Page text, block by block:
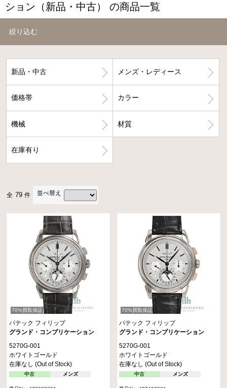
パーペチュアルカレンダーとは、月ごとの日数の違いや4年に1度の閏年の調
がら非常に高い技術力が要求されるため、限られた僅かな時計ブランドしか製
造できない超複雑機構です。
パテック フィリップは、この目に見えない時を正確に視覚化する永久カレン
「3940」や、2006年登場の「5140」が長年にわたって高い人気を集め、以降
も2016年に「5327」、2018年には「5270」をリリースし、正確に時を刻む
芸術的な傑作タイムピースを多数生み出し続けています。
ション（新品・中古） の商品一覧
絞り込む
新品・中古 メンズ・レディース
価格帯 カラー
機械 材質
在庫有り
全 79 件 並べ替え
70%買取保証
パテック フィリップ
グランド・コンプリケーション
5270G-001
ホワイトゴールド
在庫なし (Out of Stock)
中古 メンズ
70%買取保証
パテック フィリップ
グランド・コンプリケーション
5270G-001
ホワイトゴールド
在庫なし (Out of Stock)
中古 メンズ